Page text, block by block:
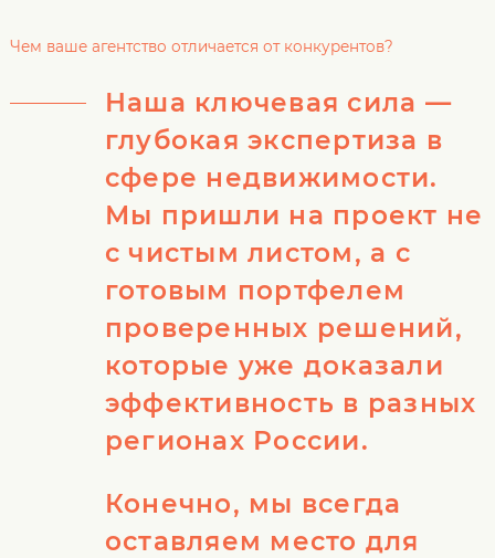
Чем ваше агентство отличается от конкурентов?
Наша ключевая сила —
глубокая экспертиза в
сфере недвижимости.
Мы пришли на проект не
с чистым листом, а с
готовым портфелем
проверенных решений,
которые уже доказали
эффективность в разных
регионах России.
Конечно, мы всегда
оставляем место для